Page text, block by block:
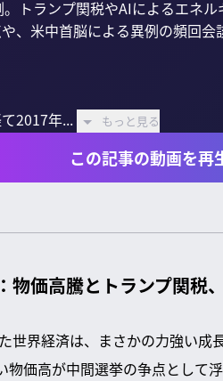
トランプ関税やAIによるエネ
、米中首脳による異例の頻回会
2017年...
もっと見る
この記事の動画を再
物価高騰とトランプ関税
世界経済は、まさかの力強い成
物価高が中間選挙の争点として